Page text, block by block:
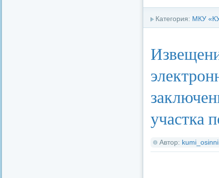
Категория: МКУ
участка
Автор: